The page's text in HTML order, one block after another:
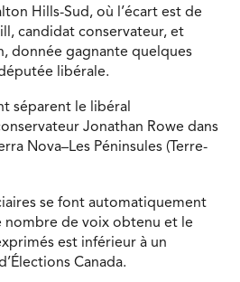
Hills-Sud, où l’écart est de
candidat conservateur, et
donnée gagnante quelques
libérale.
séparent le libéral
Jonathan Rowe dans
Nova–Les Péninsules (Terre-
se font automatiquement
nombre de voix obtenu et le
est inférieur à un
Canada.